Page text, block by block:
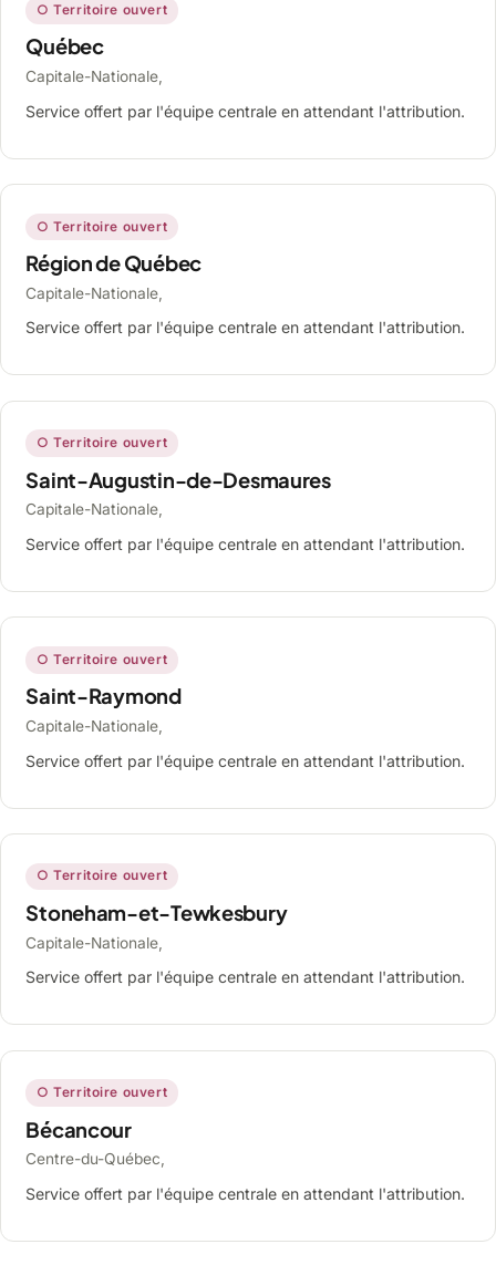
○ Territoire ouvert
Québec
Capitale-Nationale,
Service offert par l'équipe centrale en attendant l'attribution.
○ Territoire ouvert
Région de Québec
Capitale-Nationale,
Service offert par l'équipe centrale en attendant l'attribution.
○ Territoire ouvert
Saint-Augustin-de-Desmaures
Capitale-Nationale,
Service offert par l'équipe centrale en attendant l'attribution.
○ Territoire ouvert
Saint-Raymond
Capitale-Nationale,
Service offert par l'équipe centrale en attendant l'attribution.
○ Territoire ouvert
Stoneham-et-Tewkesbury
Capitale-Nationale,
Service offert par l'équipe centrale en attendant l'attribution.
○ Territoire ouvert
Bécancour
Centre-du-Québec,
Service offert par l'équipe centrale en attendant l'attribution.